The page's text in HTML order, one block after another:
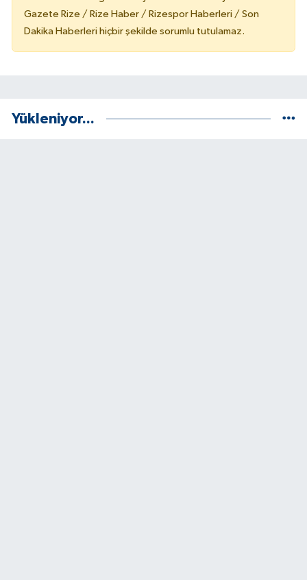
Gazete Rize / Rize Haber / Rizespor Haberleri / Son
Dakika Haberleri hiçbir şekilde sorumlu tutulamaz.
Yükleniyor...